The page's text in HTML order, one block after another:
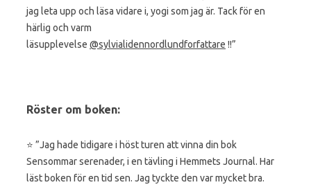
jag leta upp och läsa vidare i, yogi som jag är. Tack för en
härlig och varm
läsupplevelse @sylvialidennordlundforfattare !!”
Röster om boken:
⭐️ ”Jag hade tidigare i höst turen att vinna din bok
Sensommar serenader, i en tävling i Hemmets Journal. Har
läst boken för en tid sen. Jag tyckte den var mycket bra.